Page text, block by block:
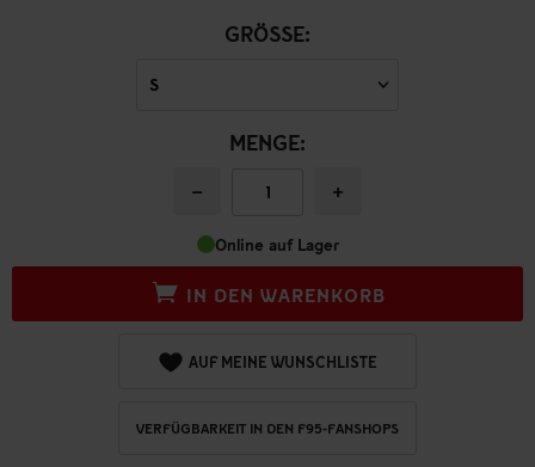
GRÖSSE:
MENGE:
− +
Online auf Lager
IN DEN WARENKORB
AUF MEINE WUNSCHLISTE
VERFÜGBARKEIT IN DEN F95-FANSHOPS